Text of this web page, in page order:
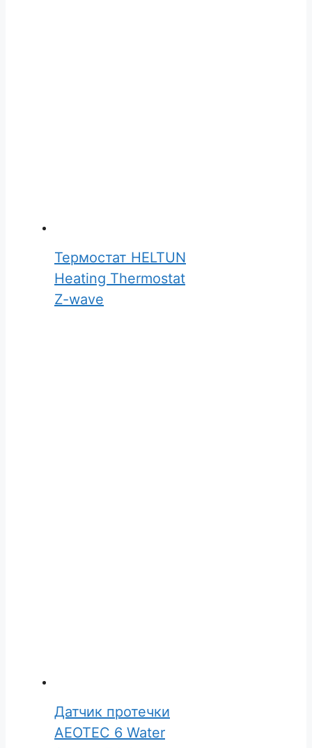
Термостат HELTUN
Heating Thermostat
Z-wave
Датчик протечки
AEOTEC 6 Water